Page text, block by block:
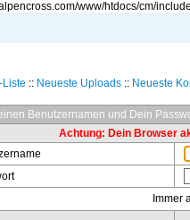
www/htdocs/cm/
:: Neueste Uploads:: Neueste
Benutzernamen und Dein
Achtung: Dein Browser
Immer